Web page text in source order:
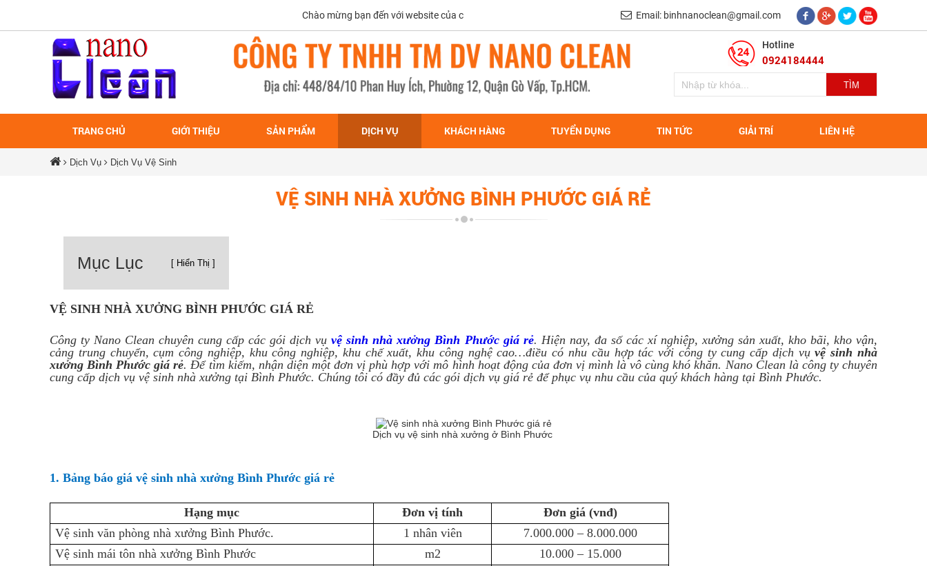
Chào mừng bạn đến với website của chúng tôi Email: binhnanoclean@gmail.com
Hotline
0924184444
TRANG CHỦ GIỚI THIỆU SẢN PHẨM DỊCH VỤ KHÁCH HÀNG TUYỂN DỤNG TIN TỨC GIẢI TRÍ LIÊN HỆ
Dịch Vụ Dịch Vụ Vệ Sinh
VỆ SINH NHÀ XƯỞNG BÌNH PHƯỚC GIÁ RẺ
Mục Lục [ Hiển Thị ]
VỆ SINH NHÀ XƯỞNG BÌNH PHƯỚC GIÁ RẺ
Công ty Nano Clean chuyên cung cấp các gói dịch vụvệ sinh nhà xưởng Bình Phước giá rẻ. Hiện nay, đa số các xí nghiệp, xưởng sản xuất, kho bãi, kho vận,
cảng trung chuyển, cụm công nghiệp, khu công nghiệp, khu chế xuất, khu công nghệ cao…điều có nhu cầu hợp tác với công ty cung cấp dịch vụvệ sinh nhà
xưởng Bình Phước giá rẻ. Để tìm kiếm, nhận diện một đơn vị phù hợp với mô hình hoạt động của đơn vị mình là vô cùng khó khăn. Nano Clean là công ty chuyên
cung cấp dịch vụ vệ sinh nhà xưởng tại Bình Phước. Chúng tôi có đầy đủ các gói dịch vụ giá rẻ để phục vụ nhu cầu của quý khách hàng tại Bình Phước.
Dịch vụ vệ sinh nhà xưởng ở Bình Phước
1. Bảng báo giá vệ sinh nhà xưởng Bình Phước giá rẻ
Hạng mục Đơn vị tính
Đơn giá (vnđ)
Vệ sinh văn phòng nhà xưởng Bình Phước.
1 nhân viên
7.000.000 – 8.000.000
Vệ sinh mái tôn nhà xưởng Bình Phước
m2
10.000 – 15.000